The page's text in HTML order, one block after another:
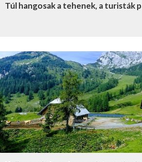
Túl hangosak a tehenek, a turisták